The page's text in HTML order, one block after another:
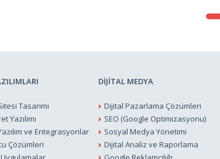
Tasarımı
Yazılımı
ve Entegrasyonlar
Çözümleri
DİJİTAL MEDYA
Dijital Pazarlama Çözümleri
SEO (Google Optimizasyonu)
Sosyal Medya Yönetimi
Dijital Analiz ve Raporlama